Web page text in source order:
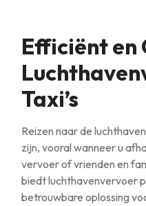
Efficiënt
Taxi’s
Reizen naar de
zijn, vooral wanneer u
vervoer of vrienden en
biedt luchthavenvervoer
betrouwbare oplossing